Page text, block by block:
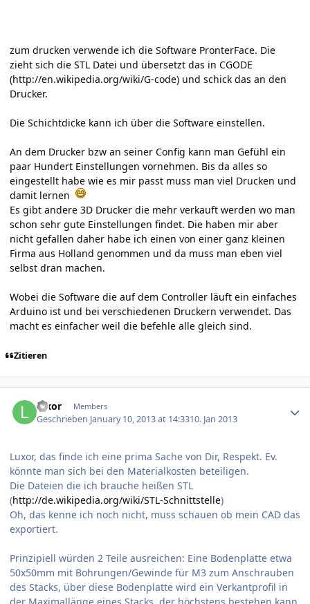
zum drucken verwende ich die Software PronterFace. Die
zieht sich die STL Datei und übersetzt das in CGODE
(http://en.wikipedia.org/wiki/G-code) und schick das an den
Drucker.
Die Schichtdicke kann ich über die Software einstellen.
An dem Drucker bzw an seiner Config kann man Gefühl ein
paar Hundert Einstellungen vornehmen. Bis da alles so
eingestellt habe wie es mir passt muss man viel Drucken und
damit lernen
Es gibt andere 3D Drucker die mehr verkauft werden wo man
schon sehr gute Einstellungen findet. Die haben mir aber
nicht gefallen daher habe ich einen von einer ganz kleinen
Firma aus Holland genommen und da muss man eben viel
selbst dran machen.
Wobei die Software die auf dem Controller läuft ein einfaches
Arduino ist und bei verschiedenen Druckern verwendet. Das
macht es einfacher weil die befehle alle gleich sind.
Zitieren
luxor Members
Geschrieben January 10, 2013 at 14:3310. Jan 2013
Luxor, das finde ich eine prima Sache von Dir, Respekt. Ev.
könnte man sich bei den Materialkosten beteiligen.
Die Dateien die ich brauche heißen STL
(http://de.wikipedia.org/wiki/STL-Schnittstelle)
Oh, das kenne ich noch nicht, muss schauen ob mein CAD das
exportiert.
Prinzipiell würden 2 Teile ausreichen: Eine Bodenplatte etwa
50x50mm mit Bohrungen/Gewinde für M3 zum Anschrauben
des Stacks, über diese Bodenplatte wird ein Verkantprofil in